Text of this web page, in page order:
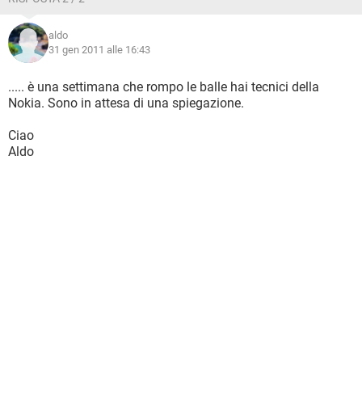
aldo
31 gen 2011 alle 16:43
..... è una settimana che rompo le balle hai tecnici della
Nokia. Sono in attesa di una spiegazione.
Ciao
Aldo